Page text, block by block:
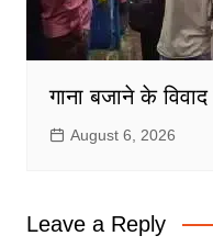
गाना बजाने के
August 6, 2026
Leave a Reply